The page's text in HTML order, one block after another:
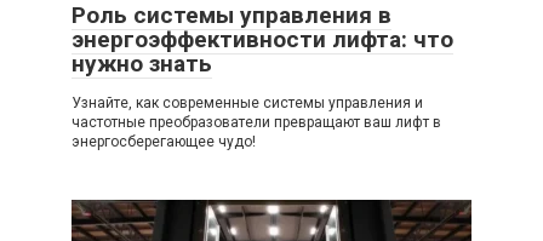
Роль системы управления в
энергоэффективности лифта: что
нужно знать
Узнайте, как современные системы управления и
частотные преобразователи превращают ваш лифт в
энергосберегающее чудо!